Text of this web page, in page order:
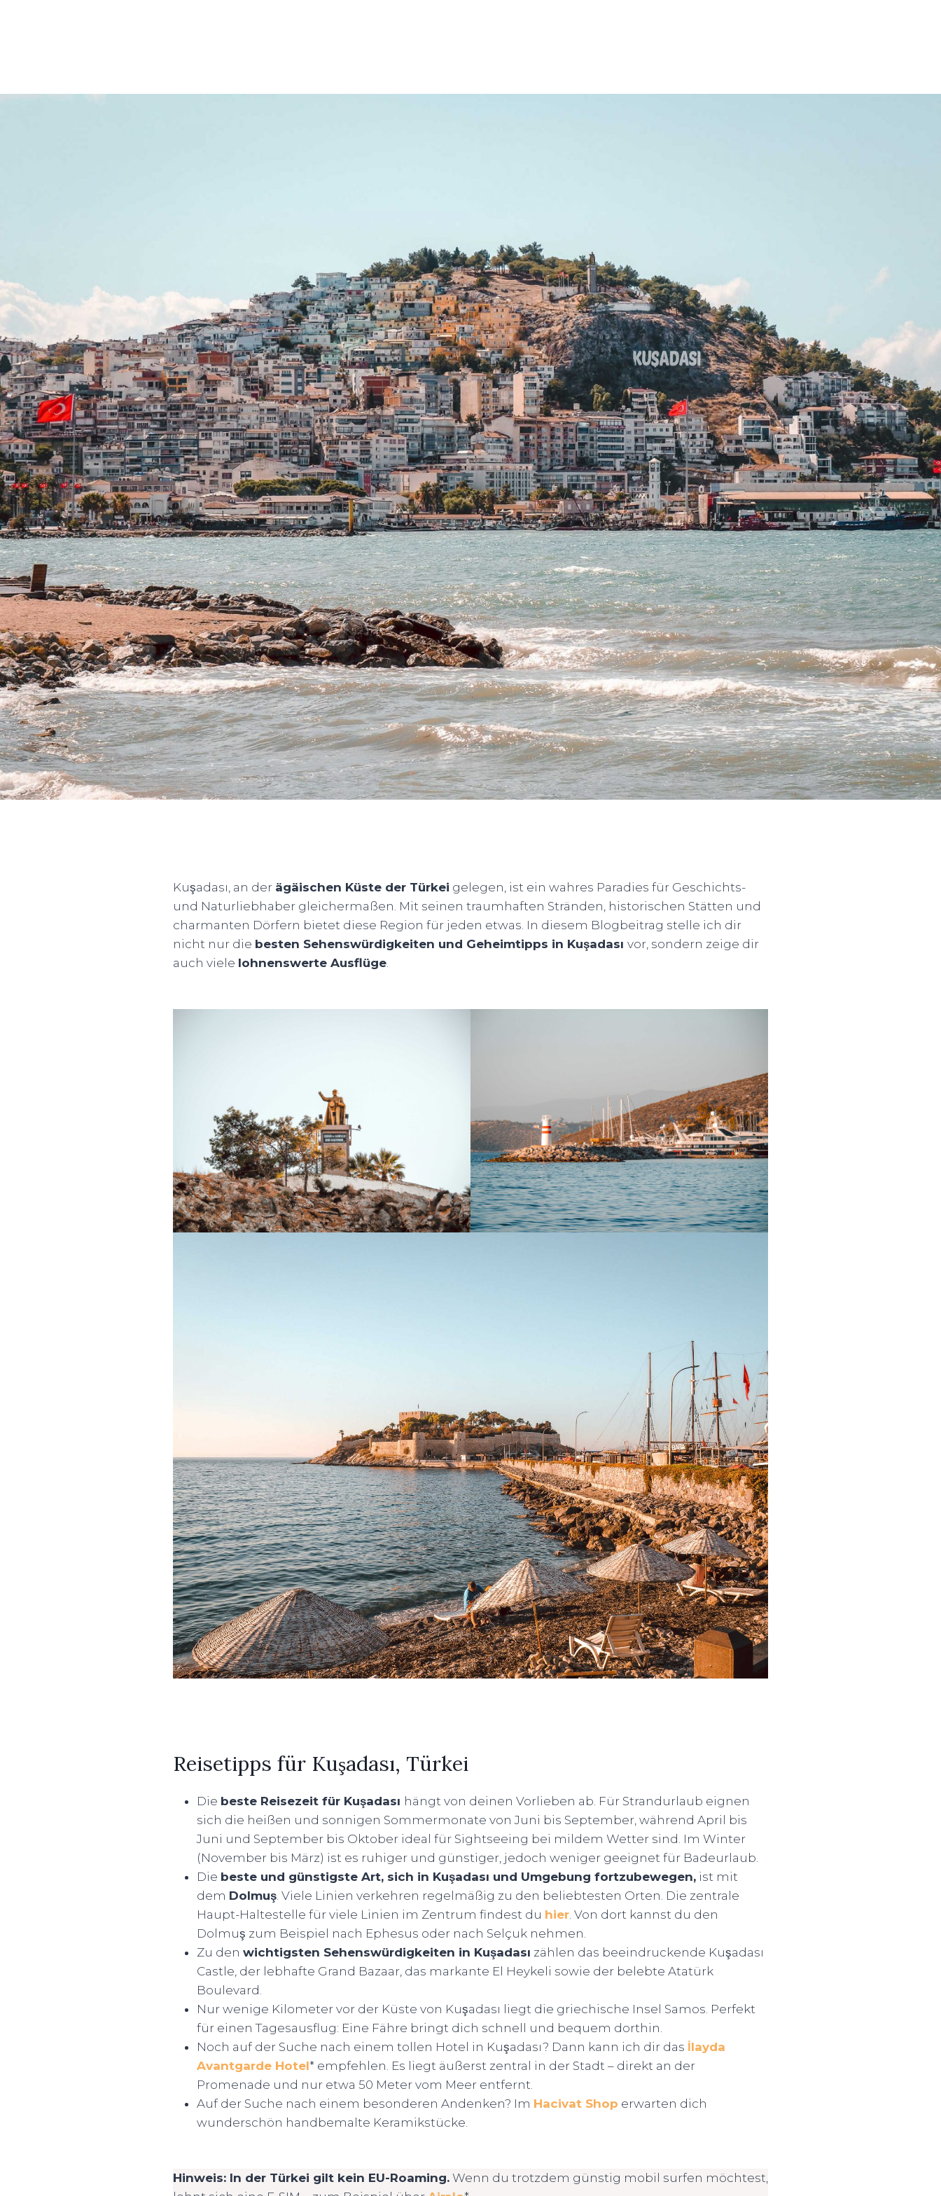
Kuşadası, an der ägäischen Küste der Türkei gelegen, ist ein wahres Paradies für Geschichts-
und Naturliebhaber gleichermaßen. Mit seinen traumhaften Stränden, historischen Stätten und
charmanten Dörfern bietet diese Region für jeden etwas. In diesem Blogbeitrag stelle ich dir
nicht nur die besten Sehenswürdigkeiten und Geheimtipps in Kuşadası vor, sondern zeige dir
auch viele lohnenswerte Ausflüge.
Reisetipps für Kuşadası, Türkei
Die beste Reisezeit für Kuşadası hängt von deinen Vorlieben ab. Für Strandurlaub eignen
sich die heißen und sonnigen Sommermonate von Juni bis September, während April bis
Juni und September bis Oktober ideal für Sightseeing bei mildem Wetter sind. Im Winter
(November bis März) ist es ruhiger und günstiger, jedoch weniger geeignet für Badeurlaub.
Die beste und günstigste Art, sich in Kuşadası und Umgebung fortzubewegen, ist mit
dem Dolmuş. Viele Linien verkehren regelmäßig zu den beliebtesten Orten. Die zentrale
Haupt-Haltestelle für viele Linien im Zentrum findest du hier. Von dort kannst du den
Dolmuş zum Beispiel nach Ephesus oder nach Selçuk nehmen.
Zu den wichtigsten Sehenswürdigkeiten in Kuşadası zählen das beeindruckende Kuşadası
Castle, der lebhafte Grand Bazaar, das markante El Heykeli sowie der belebte Atatürk
Boulevard.
Nur wenige Kilometer vor der Küste von Kuşadası liegt die griechische Insel Samos. Perfekt
für einen Tagesausflug: Eine Fähre bringt dich schnell und bequem dorthin.
Noch auf der Suche nach einem tollen Hotel in Kuşadası? Dann kann ich dir das İlayda
Avantgarde Hotel* empfehlen. Es liegt äußerst zentral in der Stadt – direkt an der
Promenade und nur etwa 50 Meter vom Meer entfernt.
Auf der Suche nach einem besonderen Andenken? Im Hacivat Shop erwarten dich
wunderschön handbemalte Keramikstücke.
Hinweis: In der Türkei gilt kein EU-Roaming. Wenn du trotzdem günstig mobil surfen möchtest,